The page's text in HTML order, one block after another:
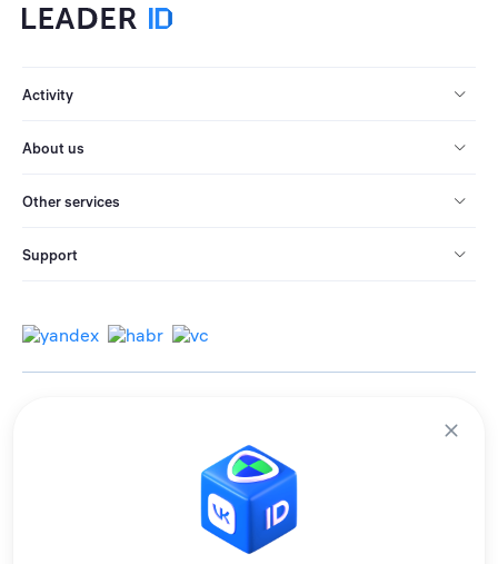
Activity
About us
Other services
Support
Personal data processing policy
We use cookies to improve services for you.
By remaining on the site, you consent to the collection and processing of